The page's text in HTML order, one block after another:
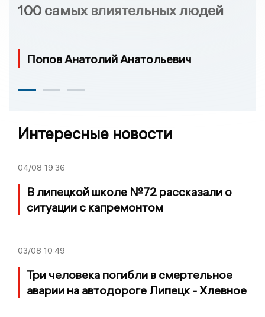
100 самых влиятельных людей
Попов Анатолий Анатольевич
Интересные новости
04/08 19:36
В липецкой школе №72 рассказали о
ситуации с капремонтом
03/08 10:49
Три человека погибли в смертельное
аварии на автодороге Липецк - Хлевное